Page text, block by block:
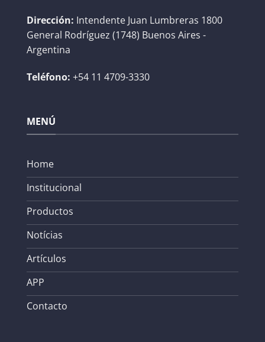
Dirección: Intendente Juan Lumbreras 1800
General Rodríguez (1748) Buenos Aires -
Argentina
Teléfono: +54 11 4709-3330
MENÚ
Home
Institucional
Productos
Notícias
Artículos
APP
Contacto